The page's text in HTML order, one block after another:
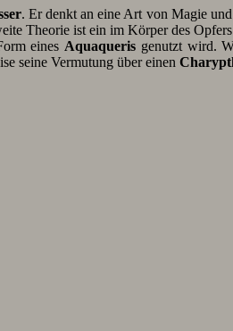
. Er denkt an eine Art von Magie
Theorie ist ein im Körper des
eines Aquaqueris genutzt wird.
seine Vermutung über einen